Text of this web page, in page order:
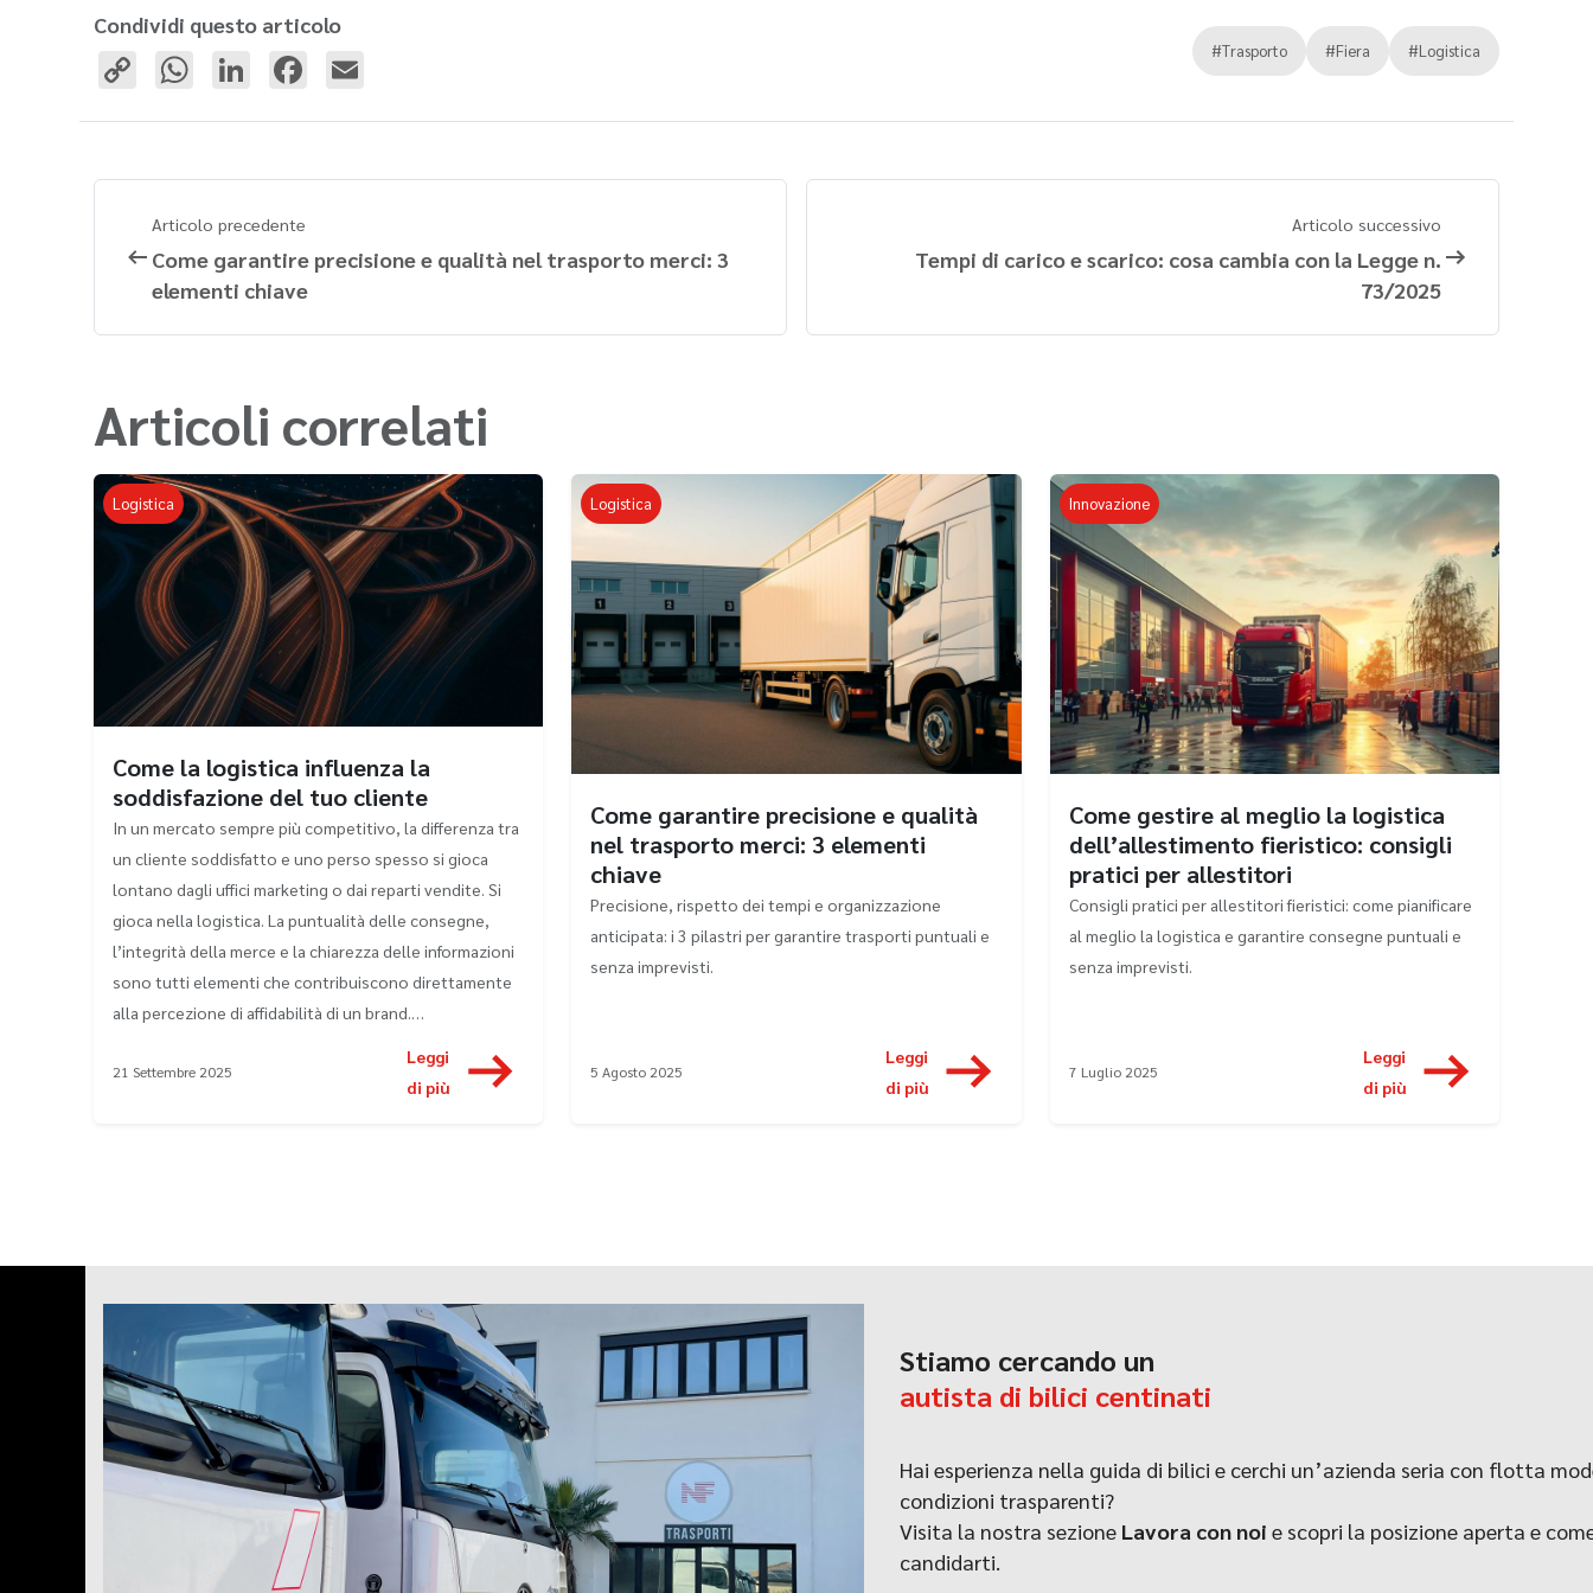
Condividi questo articolo
Copy WhatsApp
LinkedInFacebook #Trasporto #Fiera #Logistica
Articolo precedente
Come garantire precisione e qualità nel trasporto merci: 3
elementi chiave
Articolo successivo
Tempi di carico e scarico: cosa cambia con la Legge n.
73/2025
Articoli correlati
Logistica
Come la logistica influenza la
soddisfazione del tuo cliente
In un mercato sempre più competitivo, la differenza tra
un cliente soddisfatto e uno perso spesso si gioca
lontano dagli uffici marketing o dai reparti vendite. Si
gioca nella logistica. La puntualità delle consegne,
l’integrità della merce e la chiarezza delle informazioni
sono tutti elementi che contribuiscono direttamente
alla percezione di affidabilità di un brand.…
21 Settembre 2025
Leggi
di più
Logistica
Come garantire precisione e qualità
nel trasporto merci: 3 elementi
chiave
Precisione, rispetto dei tempi e organizzazione
anticipata: i 3 pilastri per garantire trasporti puntuali e
senza imprevisti.
5 Agosto 2025
Leggi
di più
Innovazione
Come gestire al meglio la logistica
dell’allestimento fieristico: consigli
pratici per allestitori
Consigli pratici per allestitori fieristici: come pianificare
al meglio la logistica e garantire consegne puntuali e
senza imprevisti.
7 Luglio 2025
Leggi
di più
Stiamo cercando un
autista di bilici centinati
Hai esperienza nella guida di bilici e cerchi un’azienda seria con flotta
condizioni trasparenti?
Visita la nostra sezione Lavora con noi e scopri la posizione aperta e
candidarti.